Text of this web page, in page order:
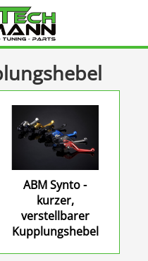
ABM Synto -
kurzer,
verstellbarer
Kupplungshebel